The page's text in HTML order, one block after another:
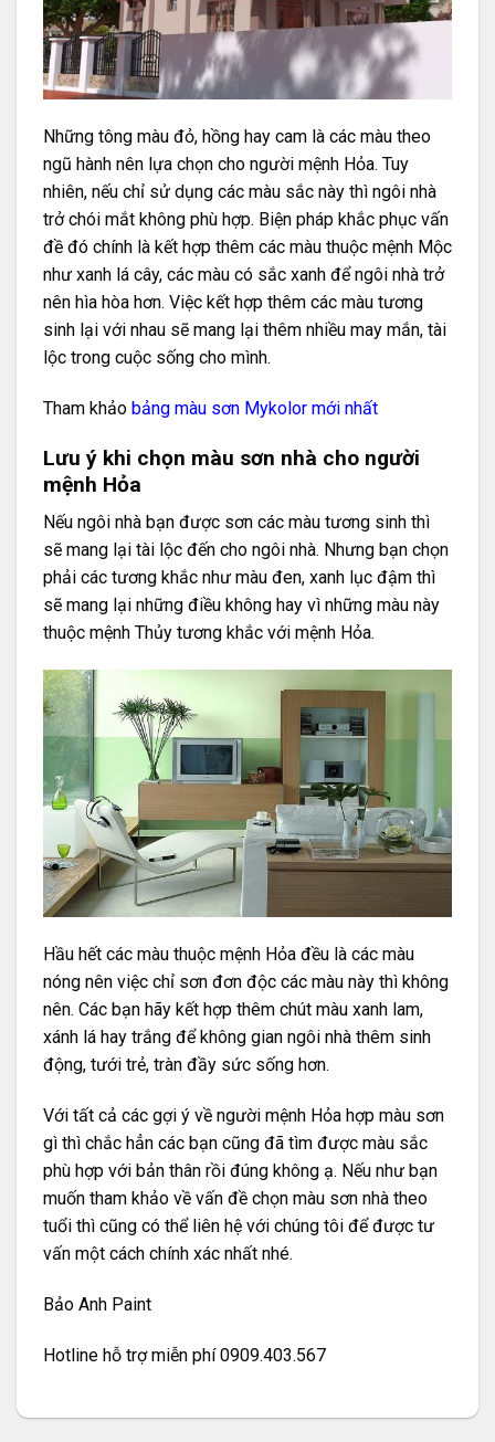
Những tông màu đỏ, hồng hay cam là các màu theo
ngũ hành nên lựa chọn cho người mệnh Hỏa. Tuy
nhiên, nếu chỉ sử dụng các màu sắc này thì ngôi nhà
trở chói mắt không phù hợp. Biện pháp khắc phục vấn
đề đó chính là kết hợp thêm các màu thuộc mệnh Mộc
như xanh lá cây, các màu có sắc xanh để ngôi nhà trở
nên hìa hòa hơn. Việc kết hợp thêm các màu tương
sinh lại với nhau sẽ mang lại thêm nhiều may mắn, tài
lộc trong cuộc sống cho mình.
Tham khảo bảng màu sơn Mykolor mới nhất
Lưu ý khi chọn màu sơn nhà cho người
mệnh Hỏa
Nếu ngôi nhà bạn được sơn các màu tương sinh thì
sẽ mang lại tài lộc đến cho ngôi nhà. Nhưng bạn chọn
phải các tương khắc như màu đen, xanh lục đậm thì
sẽ mang lại những điều không hay vì những màu này
thuộc mệnh Thủy tương khắc với mệnh Hỏa.
Hầu hết các màu thuộc mệnh Hỏa đều là các màu
nóng nên việc chỉ sơn đơn độc các màu này thì không
nên. Các bạn hãy kết hợp thêm chút màu xanh lam,
xánh lá hay trắng để không gian ngôi nhà thêm sinh
động, tưới trẻ, tràn đầy sức sống hơn.
Với tất cả các gợi ý về người mệnh Hỏa hợp màu sơn
gì thì chắc hẳn các bạn cũng đã tìm được màu sắc
phù hợp với bản thân rồi đúng không ạ. Nếu như bạn
muốn tham khảo về vấn đề chọn màu sơn nhà theo
tuổi thì cũng có thể liên hệ với chúng tôi để được tư
vấn một cách chính xác nhất nhé.
Bảo Anh Paint
Hotline hỗ trợ miễn phí 0909.403.567